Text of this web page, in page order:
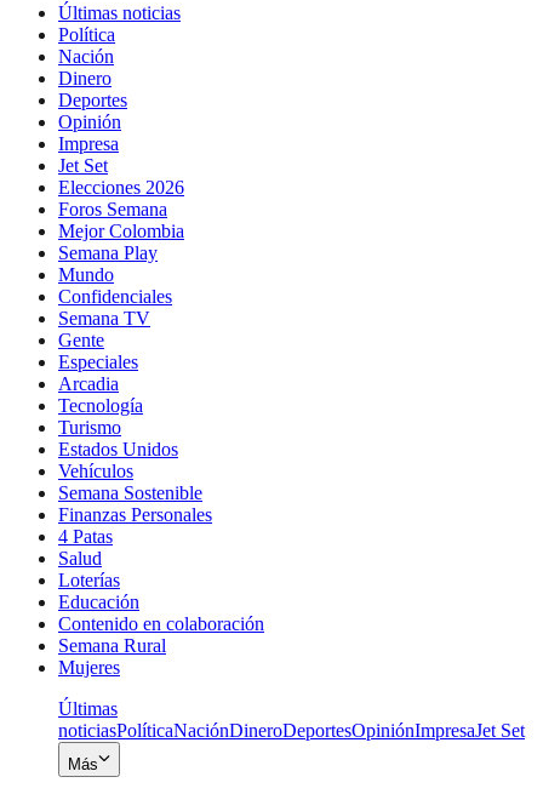
Últimas noticias
Política
Nación
Dinero
Deportes
Opinión
Impresa
Jet Set
Elecciones 2026
Foros Semana
Mejor Colombia
Semana Play
Mundo
Confidenciales
Semana TV
Gente
Especiales
Arcadia
Tecnología
Turismo
Estados Unidos
Vehículos
Semana Sostenible
Finanzas Personales
4 Patas
Salud
Loterías
Educación
Contenido en colaboración
Semana Rural
Mujeres
Últimas
noticiasPolíticaNaciónDineroDeportesOpiniónImpresaJet Set
Más